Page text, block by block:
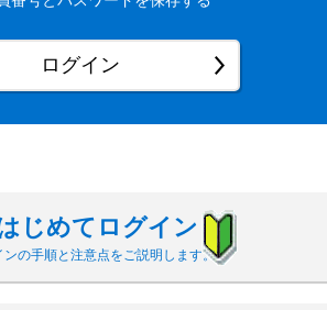
ログイン
じめてログイン
の手順と注意点をご説明します。